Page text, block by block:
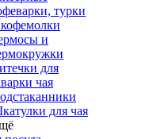
турки
и
для
чая
для чая